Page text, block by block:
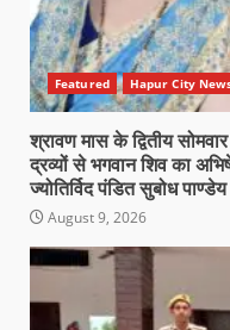
Featured Hapur City
श्रावण मास के द्वितीय
द्रव्यों से भगवान शिव का
ज्योतिर्विद पंडित सुबोध
August 9, 2026